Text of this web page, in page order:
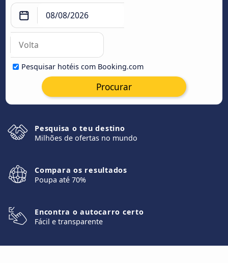
Pesquisar hotéis com Booking.com
Procurar
Pesquisa o teu destino
Milhões de ofertas no mundo
Compara os resultados
Poupa até 70%
Encontra o autocarro certo
Fácil e transparente